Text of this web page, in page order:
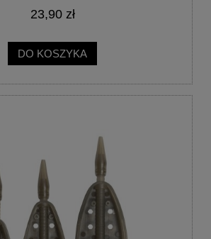
23,90 zł
DO KOSZYKA